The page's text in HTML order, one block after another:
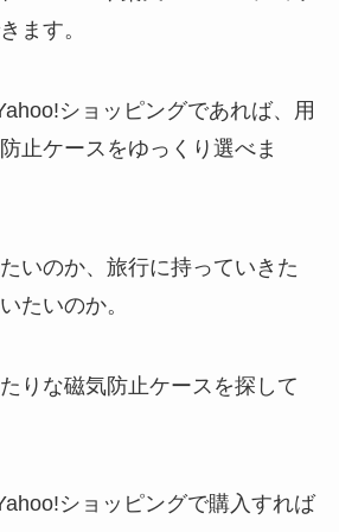
ます。
ショッピングであれば、用
止ケースをゆっくり選べま
いのか、旅行に持っていきた
たいのか。
りな磁気防止ケースを探して
ショッピングで購入すれば